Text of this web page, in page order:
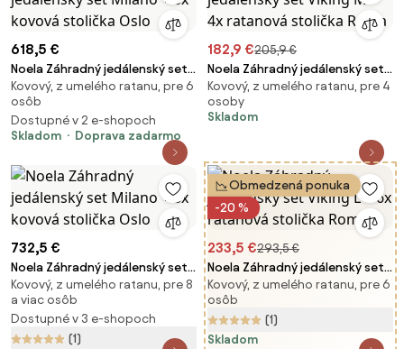
618,5 €
Noela Záhradný jedálenský set
Milano + 6x kovová stolička
Oslo
Kovový, z umelého ratanu, pre 6
osôb
Dostupné v 2 e-shopoch
Skladom
Doprava zadarmo
182,9 €205,9 €
Noela Záhradný jedálenský set
Viking M + 4x ratanová stolička
Roma
Kovový, z umelého ratanu, pre 4
osoby
Skladom
732,5 €
Noela Záhradný jedálenský set
Milano + 8x kovová stolička
Oslo
Kovový, z umelého ratanu, pre 8
a viac osôb
Dostupné v 3 e-shopoch
(1)
Obmedzená ponuka
-20 %
233,5 €293,5 €
Noela Záhradný jedálenský set
Viking L + 6x ratanová stolička
Roma
Kovový, z umelého ratanu, pre 6
osôb
(1)
Skladom